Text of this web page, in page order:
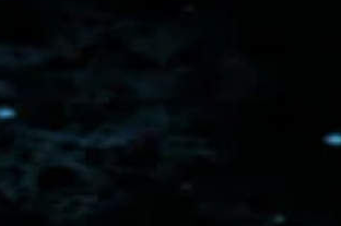
- da blir det krasj. Det er sykt viktig at